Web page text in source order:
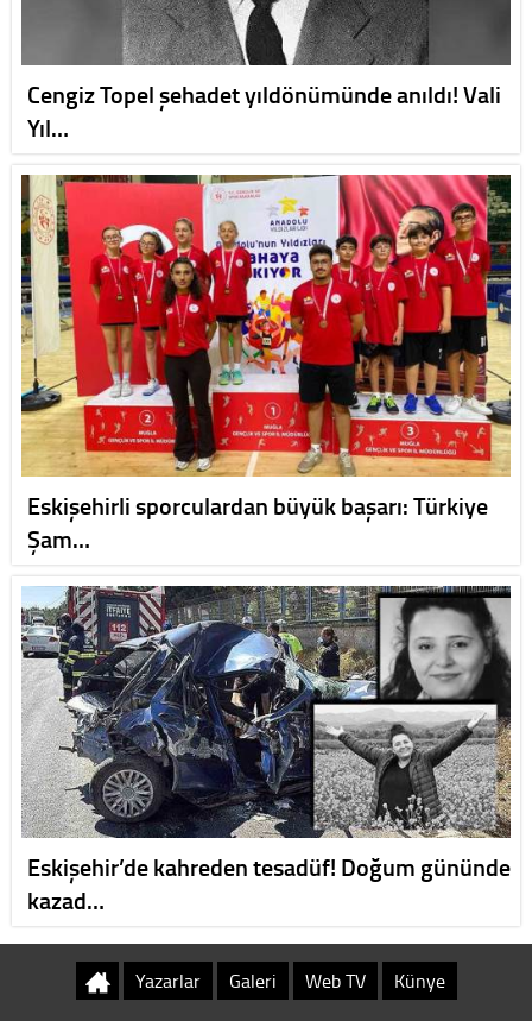
Cengiz Topel şehadet yıldönümünde anıldı! Vali
Yıl…
Eskişehirli sporculardan büyük başarı: Türkiye
Şam…
Eskişehir’de kahreden tesadüf! Doğum gününde
kazad…
Yazarlar Galeri Web TV Künye